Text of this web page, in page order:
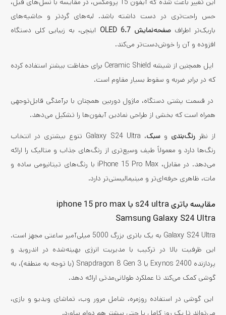
حس راحت‌تری در دست داشته باشد. لبه‌های گردتر و حاشیه‌های
باریک‌تر اطرافصفحه‌نمایش OLED 6.7
اینچی، به زیبایی کلی دستگاه
افزوده و آن را خوش‌دست‌تر می‌کند.
اپل همچنین از شیشه Ceramic Shield برای حفاظت بیشتر استفاده کرده
که در برابر ضربه و سقوط بسیار مقاوم است.
در قسمت پشتی دستگاه، ماژول دوربین همچنان با برآمدگی قابل‌توجهی
همراه است که بخشی از طراحی نمادین آیفون‌ها را تشکیل می‌دهد.
از نظر رنگ‌بندی و سبک
، Galaxy S24 Ultra تنوع بیشتری در انتخاب
رنگ‌ها دارد و معمولاً طیف وسیع‌تری از رنگ‌های جذاب و متالیک را ارائه
می‌دهد. در مقابل، iPhone 15 Pro Max با رنگ‌های تیتانیومی ساده و
مات، ظاهری حرفه‌ای‌تر و مینیمالیستی‌تر دارد.
مقایسه باتری s24 ultra با iphone 15 pro max
Samsung Galaxy S24 Ultra
Galaxy S24 Ultra به یک باتری بزرگ 5000 میلی‌آمپر ساعتی مجهز است.
این ظرفیت بالا در ترکیب با مدیریت انرژی بهینه‌شده در اندروید و
پردازنده Exynos 2400 یا Snapdragon 8 Gen 3 (با توجه به منطقه)، به
گوشی کمک می‌کند تا عملکرد طولانی‌مدتی ارائه دهد.
این گوشی در استفاده روزمره، شامل مرور وب، تماشای ویدیو و بازی،
می‌تواند تا یک روز کامل یا حتی بیشتر هم دوام بیاورد.